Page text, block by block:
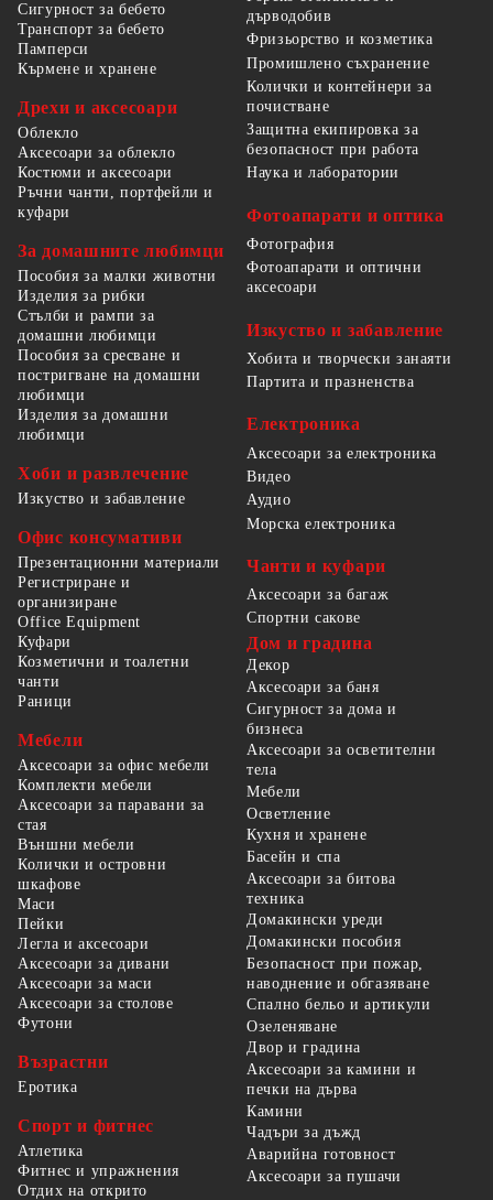
Сигурност за бебето
Транспорт за бебето
Памперси
Кърмене и хранене
Дрехи и аксесоари
Облекло
Аксесоари за облекло
Костюми и аксесоари
Ръчни чанти, портфейли и
куфари
За домашните любимци
Пособия за малки животни
Изделия за рибки
Стълби и рампи за
домашни любимци
Пособия за сресване и
постригване на домашни
любимци
Изделия за домашни
любимци
Хоби и развлечение
Изкуство и забавление
Офис консумативи
Презентационни материали
Регистриране и
организиране
Office Equipment
дърводобив
Фризьорство и козметика
Промишлено съхранение
Колички и контейнери за
почистване
Защитна екипировка за
безопасност при работа
Наука и лаборатории
Фотоапарати и оптика
Фотография
Фотоапарати и оптични
аксесоари
Изкуство и забавление
Хобита и творчески занаяти
Партита и празненства
Електроника
Аксесоари за електроника
Видео
Аудио
Морска електроника
Чанти и куфари
Аксесоари за багаж
Спортни сакове
Куфари
Козметични и тоалетни
чанти
Раници
Мебели
Аксесоари за офис мебели
Комплекти мебели
Аксесоари за паравани за
стая
Външни мебели
Колички и островни
шкафове
Маси
Пейки
Легла и аксесоари
Аксесоари за дивани
Аксесоари за маси
Аксесоари за столове
Футони
Възрастни
Еротика
Спорт и фитнес
Атлетика
Фитнес и упражнения
Отдих на открито
Дом и градина
Декор
Аксесоари за баня
Сигурност за дома и
бизнеса
Аксесоари за осветителни
тела
Мебели
Осветление
Кухня и хранене
Басейн и спа
Аксесоари за битова
техника
Домакински уреди
Домакински пособия
Безопасност при пожар,
наводнение и обгазяване
Спално бельо и артикули
Озеленяване
Двор и градина
Аксесоари за камини и
печки на дърва
Камини
Чадъри за дъжд
Аварийна готовност
Аксесоари за пушачи